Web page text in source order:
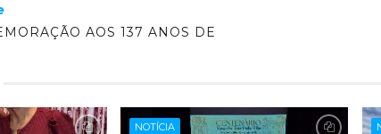
AOS 137 ANOS DE
NOTÍCIA